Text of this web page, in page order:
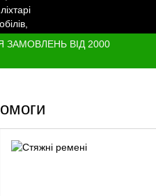
ВІД 2000